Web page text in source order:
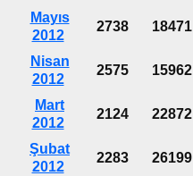
Mayıs
2012
2738 18471
Nisan
2012
2575 15962
Mart
2012
2124 22872
Şubat
2012
2283 26199